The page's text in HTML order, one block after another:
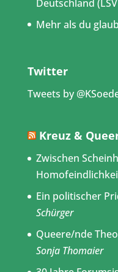
Deutschland
Mehr als du
Twitter
Tweets by
Kreuz &
Zwischen
Ein politischer
Schürger
Queere/nde
Sonja Thomaier